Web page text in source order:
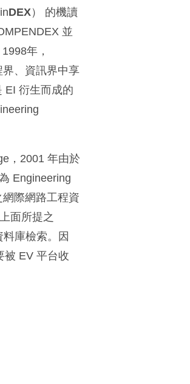
DEX） 的機讀
並
年，
、資訊界中享
EI 衍生而成的
，2001 年由於
Engineering
際網路工程資
面所提之
庫檢索。因
被 EV 平台收